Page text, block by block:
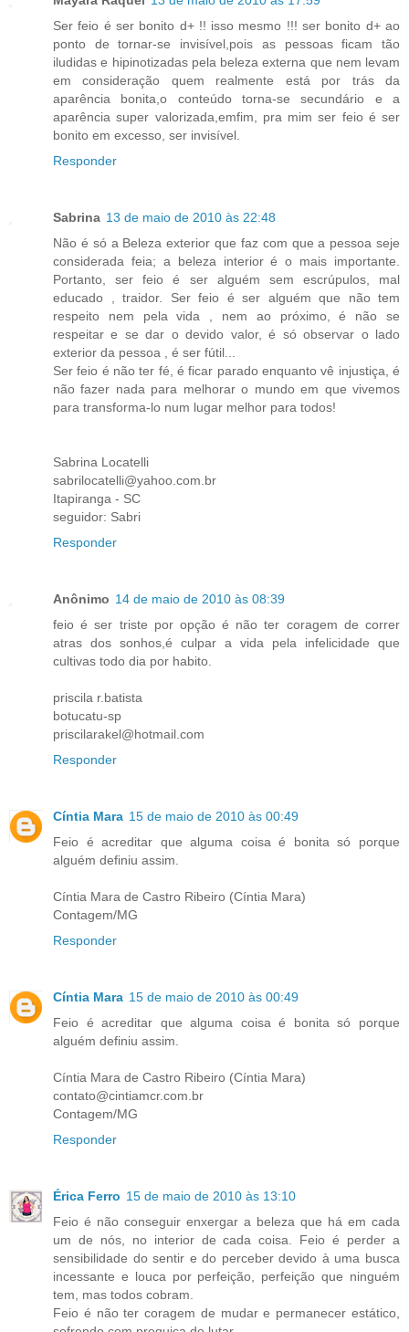
Ser feio é ser bonito d+ !! isso mesmo !!! ser bonito d+ ao
ponto de tornar-se invisível,pois as pessoas ficam tão
iludidas e hipinotizadas pela beleza externa que nem levam
em consideração quem realmente está por trás da
aparência bonita,o conteúdo torna-se secundário e a
aparência super valorizada,emfim, pra mim ser feio é ser
bonito em excesso, ser invisível.
Responder
Sabrina 13 de maio de 2010 às 22:48
Não é só a Beleza exterior que faz com que a pessoa seje
considerada feia; a beleza interior é o mais importante.
Portanto, ser feio é ser alguém sem escrúpulos, mal
educado , traidor. Ser feio é ser alguém que não tem
respeito nem pela vida , nem ao próximo, é não se
respeitar e se dar o devido valor, é só observar o lado
exterior da pessoa , é ser fútil...
Ser feio é não ter fé, é ficar parado enquanto vê injustiça, é
não fazer nada para melhorar o mundo em que vivemos
para transforma-lo num lugar melhor para todos!
Sabrina Locatelli
sabrilocatelli@yahoo.com.br
Itapiranga - SC
seguidor: Sabri
Responder
Anônimo 14 de maio de 2010 às 08:39
feio é ser triste por opção é não ter coragem de correr
atras dos sonhos,é culpar a vida pela infelicidade que
cultivas todo dia por habito.
priscila r.batista
botucatu-sp
priscilarakel@hotmail.com
Responder
Cíntia Mara 15 de maio de 2010 às 00:49
Feio é acreditar que alguma coisa é bonita só porque
alguém definiu assim.
Cíntia Mara de Castro Ribeiro (Cíntia Mara)
Contagem/MG
Responder
Cíntia Mara 15 de maio de 2010 às 00:49
Feio é acreditar que alguma coisa é bonita só porque
alguém definiu assim.
Cíntia Mara de Castro Ribeiro (Cíntia Mara)
contato@cintiamcr.com.br
Contagem/MG
Responder
Érica Ferro 15 de maio de 2010 às 13:10
Feio é não conseguir enxergar a beleza que há em cada
um de nós, no interior de cada coisa. Feio é perder a
sensibilidade do sentir e do perceber devido à uma busca
incessante e louca por perfeição, perfeição que ninguém
tem, mas todos cobram.
Feio é não ter coragem de mudar e permanecer estático,